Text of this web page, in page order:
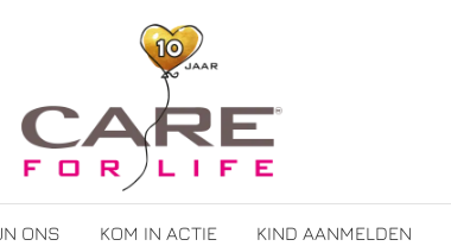
ONS KOM IN ACTIE KIND AANMELDEN